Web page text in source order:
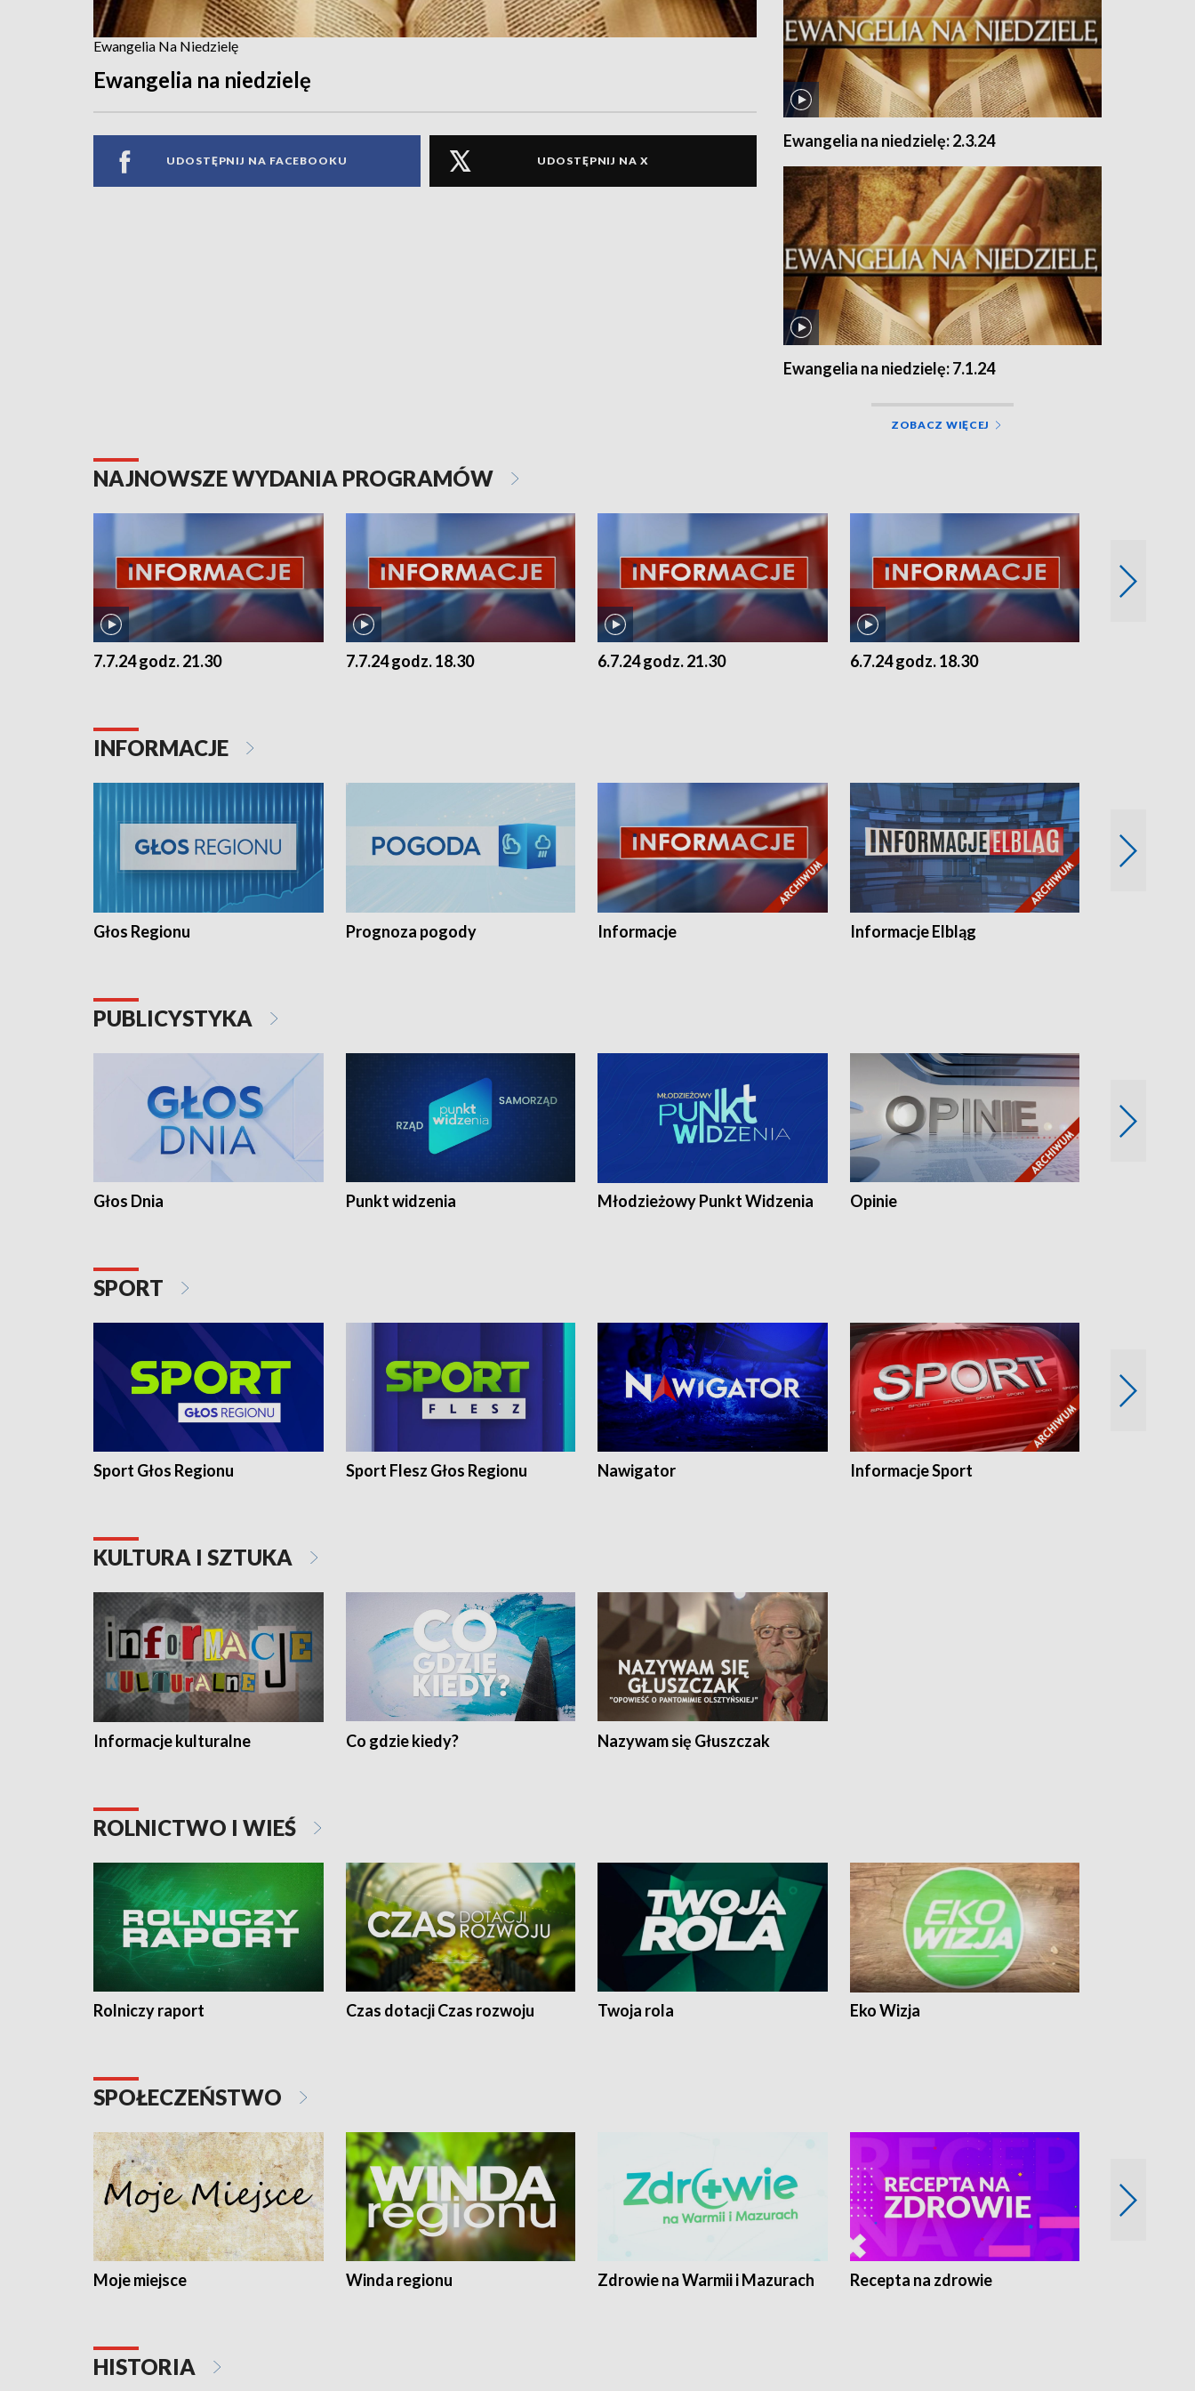
Ewangelia Na Niedzielę
Ewangelia na niedzielę
UDOSTĘPNIJ NA FACEBOOKU UDOSTĘPNIJ NA X
Ewangelia na niedzielę: 2.3.24
Ewangelia na niedzielę: 7.1.24
ZOBACZ WIĘCEJ
NAJNOWSZE WYDANIA PROGRAMÓW
7.7.24 godz. 21.30 7.7.24 godz. 18.30 6.7.24 godz. 21.30 6.7.24 godz. 18.30
INFORMACJE
Głos Regionu Prognoza pogody Informacje Informacje Elbląg
PUBLICYSTYKA
Głos Dnia Punkt widzenia Młodzieżowy Punkt Widzenia Opinie
SPORT
Sport Głos Regionu Sport Flesz Głos Regionu Nawigator Informacje Sport
KULTURA I SZTUKA
Informacje kulturalne Co gdzie kiedy? Nazywam się Głuszczak
ROLNICTWO I WIEŚ
Rolniczy raport Czas dotacji Czas rozwoju Twoja rola Eko Wizja
SPOŁECZEŃSTWO
Moje miejsce Winda regionu Zdrowie na Warmii i Mazurach Recepta na zdrowie
HISTORIA